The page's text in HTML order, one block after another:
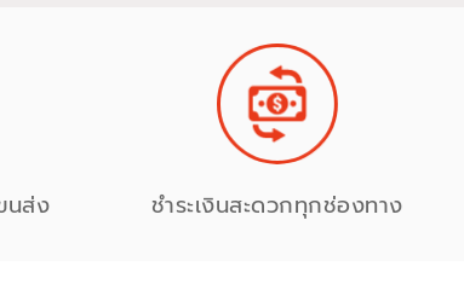
นส่ง ชำระเงินสะดวกทุกช่องทาง